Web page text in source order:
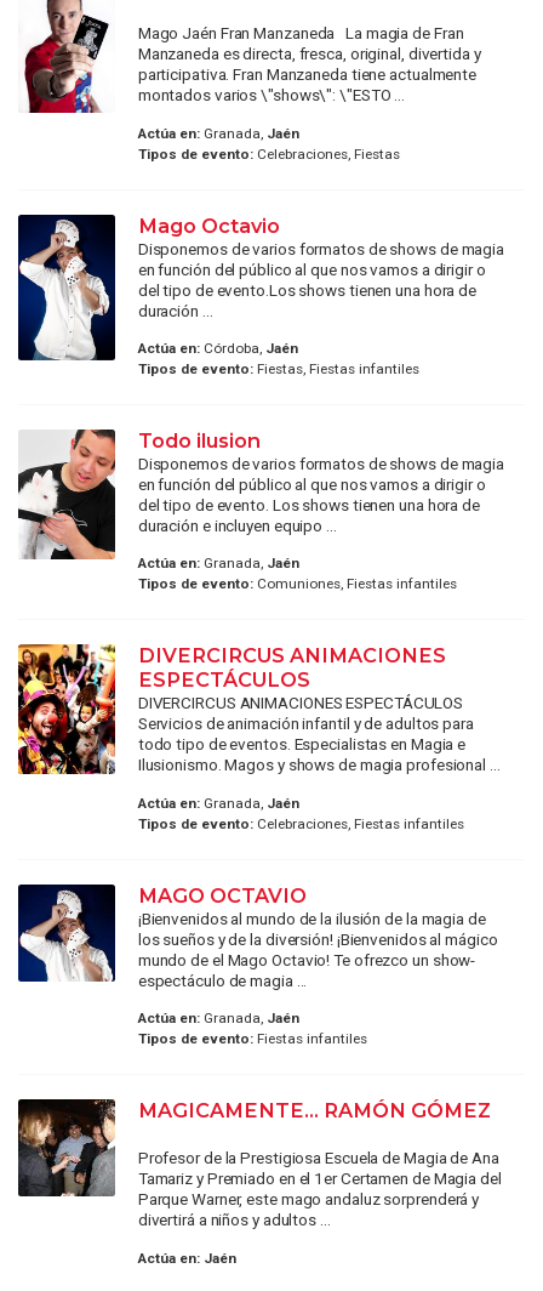
Mago Jaén Fran Manzaneda La magia de Fran
Manzaneda es directa, fresca, original, divertida y
participativa. Fran Manzaneda tiene actualmente
montados varios \"shows\": \"ESTO ...
Actúa en:Granada, Jaén
Tipos de evento:Celebraciones, Fiestas
Mago Octavio
Disponemos de varios formatos de shows de magia
en función del público al que nos vamos a dirigir o
del tipo de evento.Los shows tienen una hora de
duración ...
Actúa en:Córdoba, Jaén
Tipos de evento:Fiestas, Fiestas infantiles
Todo ilusion
Disponemos de varios formatos de shows de magia
en función del público al que nos vamos a dirigir o
del tipo de evento. Los shows tienen una hora de
duración e incluyen equipo ...
Actúa en:Granada, Jaén
Tipos de evento:Comuniones, Fiestas infantiles
DIVERCIRCUS ANIMACIONES
ESPECTÁCULOS
DIVERCIRCUS ANIMACIONES ESPECTÁCULOS
Servicios de animación infantil y de adultos para
todo tipo de eventos. Especialistas en Magia e
Ilusionismo. Magos y shows de magia profesional ...
Actúa en:Granada, Jaén
Tipos de evento:Celebraciones, Fiestas infantiles
MAGO OCTAVIO
¡Bienvenidos al mundo de la ilusión de la magia de
los sueños y de la diversión! ¡Bienvenidos al mágico
mundo de el Mago Octavio! Te ofrezco un show-
espectáculo de magia ...
Actúa en:Granada, Jaén
Tipos de evento:Fiestas infantiles
MAGICAMENTE... RAMÓN GÓMEZ
Profesor de la Prestigiosa Escuela de Magia de Ana
Tamariz y Premiado en el 1er Certamen de Magia del
Parque Warner, este mago andaluz sorprenderá y
divertirá a niños y adultos ...
Actúa en: Jaén